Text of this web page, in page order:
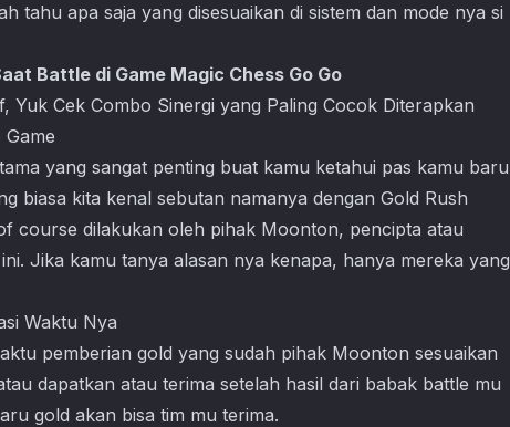
tahu apa saja yang disesuaikan di sistem dan mode nya si
Battle di Game Magic Chess Go Go
Yuk Cek Combo Sinergi yang Paling Cocok Diterapkan
yang sangat penting buat kamu ketahui pas kamu baru
biasa kita kenal sebutan namanya dengan Gold Rush
course dilakukan oleh pihak Moonton, pencipta atau
Jika kamu tanya alasan nya kenapa, hanya mereka yang
Waktu Nya
pemberian gold yang sudah pihak Moonton sesuaikan
dapatkan atau terima setelah hasil dari babak battle mu
gold akan bisa tim mu terima.